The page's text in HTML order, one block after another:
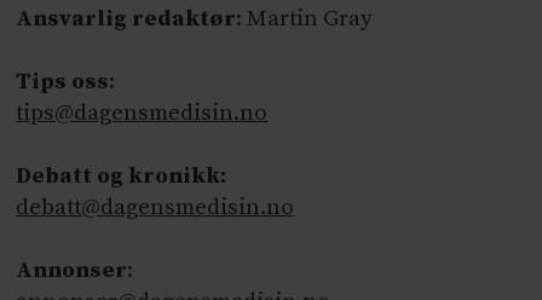
Ansvarlig redaktør: Martin Gray
Tips oss:
tips@dagensmedisin.no
Debatt og kronikk:
debatt@dagensmedisin.no
Annonser: